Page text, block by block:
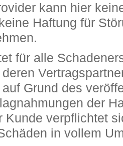
kann hier
Haftung für
für alle
Grund des
der
Kunde verpflichtet
in vollem